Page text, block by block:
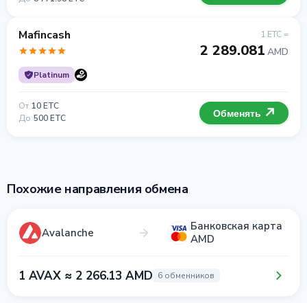
Mafincash
Platinum
1 ETC =
2 289.081 AMD
От 10 ETC
До 500 ETC Обменять
Похожие направления обмена
Avalanche
Банковская карта
AMD
1 AVAX ≈ 2 266.13 AMD 6 обменников